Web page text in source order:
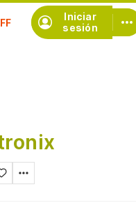
Iniciar
sesión